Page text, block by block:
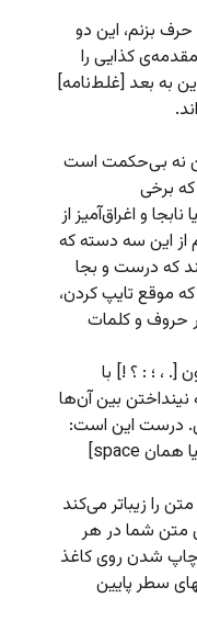
بزنم، این دو
مقدمه‌ی کذایی را
به بعد [غلط‌نامه]
نه بی‌حکمت است
برخی
و اغراق‌آمیز از
از این سه دسته که
که درست و بجا
موقع تایپ کردن،
حروف و کلمات
[. ، ؛ : ؟ !] با
بین آن‌ها
درست این است:
[کلمه] [علامت نقطه‌گذاری] [فاصله یا همان space]
را زیباتر می‌کند
متن شما در هر
چاپ شدن روی کاغذ
سطر پایین